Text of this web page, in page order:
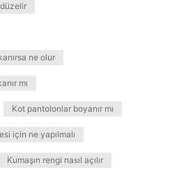
ne olur
mı
Kot pantolonlar boyanır mı
için ne yapılmalı
Kumaşın rengi nasıl açılır